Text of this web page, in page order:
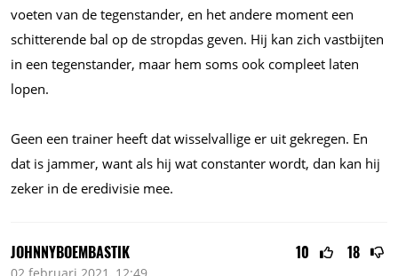
voeten van de tegenstander, en het andere moment een
schitterende bal op de stropdas geven. Hij kan zich vastbijten
in een tegenstander, maar hem soms ook compleet laten
lopen.
Geen een trainer heeft dat wisselvallige er uit gekregen. En
dat is jammer, want als hij wat constanter wordt, dan kan hij
zeker in de eredivisie mee.
10 18
JOHNNYBOEMBASTIK